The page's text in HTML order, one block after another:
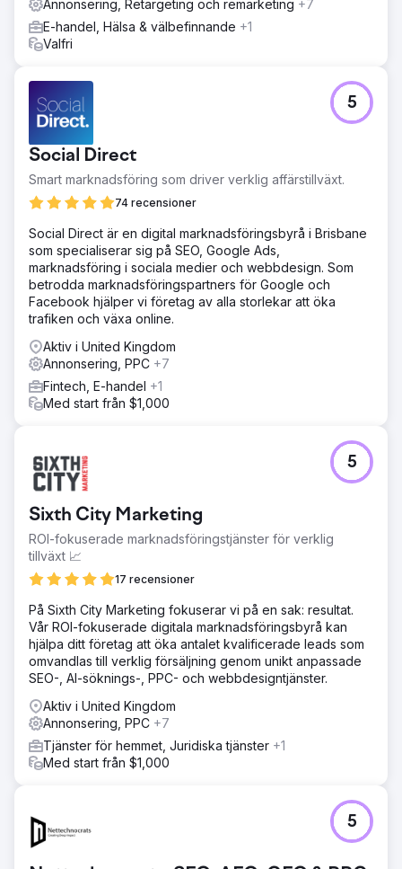
produktion + vitlistning: Vi använde UGC/kreativt och
redaktionellt innehåll i medieköp med vitlistning •
Snabboptimering: Kreativitet och landningssida
Resultat och värde Lein Digital bygger en
katalog-/datadriven, produktionsstödd, skalbar
tillväxtmodell för Özgür Masur, lämplig för den turkiska
marknaden. Förväntad output: • CAC (CPA) ↓, ROAS ↑,
Ny kundandel ↑, AOV bibehållen/ökad • Snabbt skalbar
prestanda och hållbar lönsamhet under lanserings- och
rabattperioder Försäljningen översteg 2 miljoner turkiska
lira på bara en vecka.
Gå till byråsida
Annonsering, Retargeting och remarketing +7
E-handel, Hälsa & välbefinnande +1
Valfri
Social Direct
Smart marknadsföring som driver verklig affärstillväxt.
74 recensioner
5
Social Direct är en digital marknadsföringsbyrå i Brisbane
som specialiserar sig på SEO, Google Ads,
marknadsföring i sociala medier och webbdesign. Som
betrodda marknadsföringspartners för Google och
Facebook hjälper vi företag av alla storlekar att öka
trafiken och växa online.
Aktiv i United Kingdom
Annonsering, PPC +7
Fintech, E-handel +1
Med start från $1,000
Sixth City Marketing
ROI-fokuserade marknadsföringstjänster för verklig
tillväxt 📈
17 recensioner
5
På Sixth City Marketing fokuserar vi på en sak: resultat.
Vår ROI-fokuserade digitala marknadsföringsbyrå kan
hjälpa ditt företag att öka antalet kvalificerade leads som
omvandlas till verklig försäljning genom unikt anpassade
SEO-, AI-söknings-, PPC- och webbdesigntjänster.
Aktiv i United Kingdom
Annonsering, PPC +7
Tjänster för hemmet, Juridiska tjänster +1
Med start från $1,000
5